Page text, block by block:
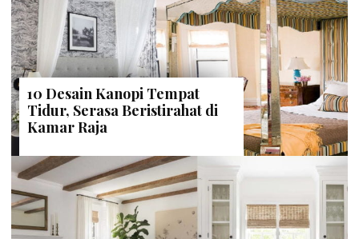
10 Desain Kanopi Tempat
Tidur, Serasa Beristirahat di
Kamar Raja